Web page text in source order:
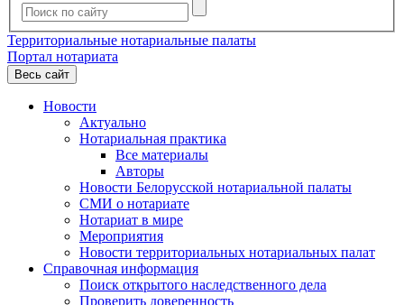
Территориальные нотариальные палаты
Портал нотариата
Весь сайт
Новости
Актуально
Нотариальная практика
Все материалы
Авторы
Новости Белорусской нотариальной палаты
СМИ о нотариате
Нотариат в мире
Мероприятия
Новости территориальных нотариальных палат
Справочная информация
Поиск открытого наследственного дела
Проверить доверенность